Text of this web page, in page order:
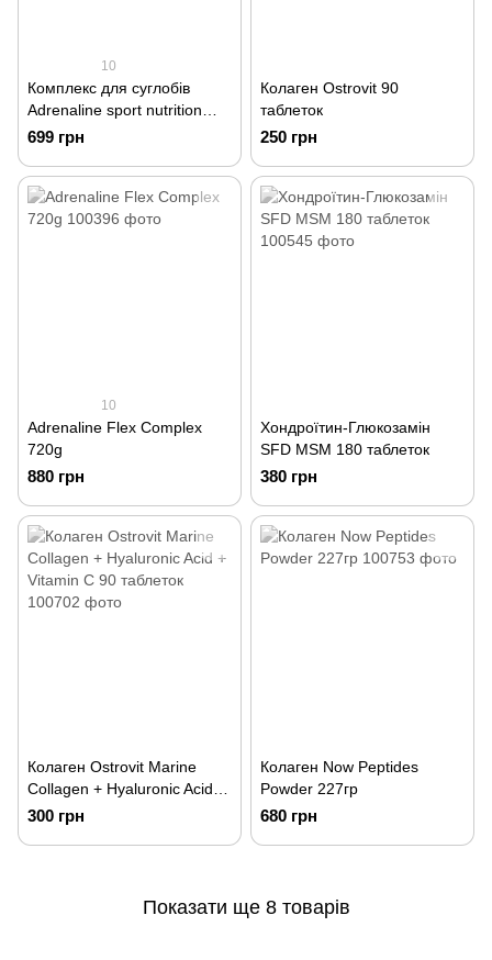
10
Комплекс для суглобів
Adrenaline sport nutrition
Flex 500гр
699 грн
Колаген Ostrovit 90
таблеток
250 грн
10
Adrenaline Flex Complex
720g
880 грн
Хондроїтин-Глюкозамін
SFD MSM 180 таблеток
380 грн
Колаген Ostrovit Marine
Collagen + Hyaluronic Acid +
Vitamin C 90 таблеток
300 грн
Колаген Now Peptides
Powder 227гр
680 грн
Показати ще 8 товарів